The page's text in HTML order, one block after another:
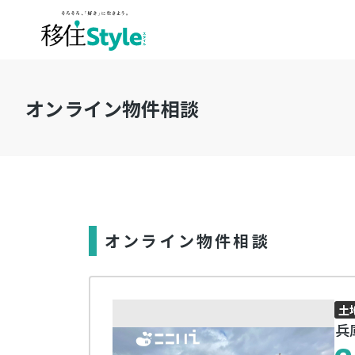
オンライン物件相談
オンライン物件相談
土
兵